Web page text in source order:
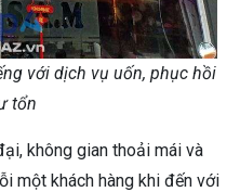
với dịch vụ uốn, phục hồi
tổn
không gian thoải mái và
một khách hàng khi đến với